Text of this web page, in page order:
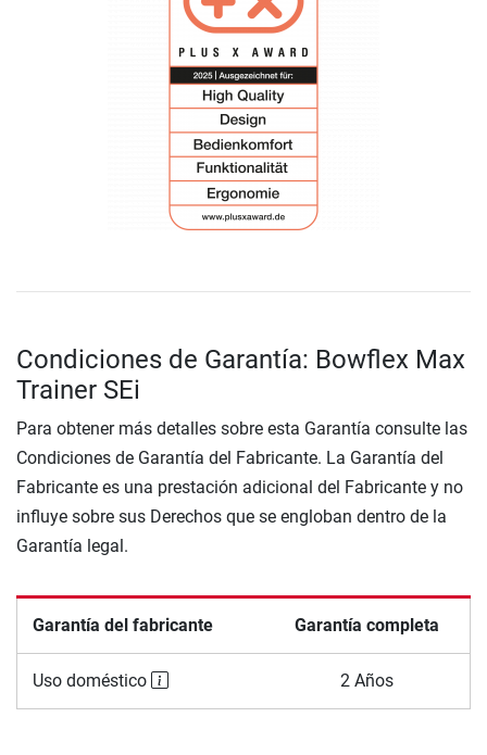
Condiciones de Garantía: Bowflex Max
Trainer SEi
Para obtener más detalles sobre esta Garantía consulte las
Condiciones de Garantía del Fabricante. La Garantía del
Fabricante es una prestación adicional del Fabricante y no
influye sobre sus Derechos que se engloban dentro de la
Garantía legal.
Garantía del fabricante Garantía completa
Uso doméstico 2 Años